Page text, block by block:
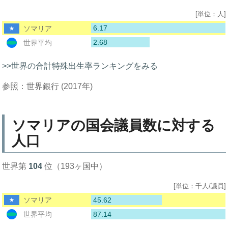
[単位：人]
ソマリア
6.17
世界平均
2.68
>>世界の合計特殊出生率ランキングをみる
参照：世界銀行 (2017年)
ソマリアの国会議員数に対する
人口
世界第 104 位（193ヶ国中）
[単位：千人/議員]
ソマリア
45.62
世界平均
87.14